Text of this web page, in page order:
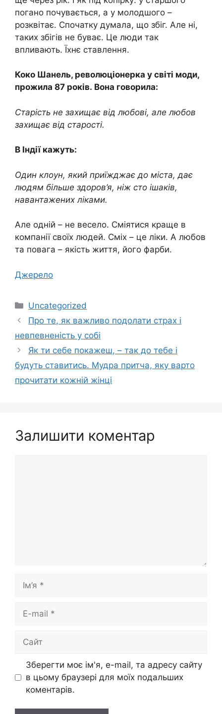
погано почувається, а у молодшого –
розквітає. Спочатку думала, що збіг. Але ні,
таких збігів не буває. Це люди так
впливають. Їхнє ставлення.
Коко Шанель, революціонерка у світі моди,
прожила 87 років. Вона говорила:
Старість не захищає від любові, але любов
захищає від старості.
В Індії кажуть:
Один клоун, який приїжджає до міста, дає
людям більше здоров’я, ніж сто ішаків,
навантажених ліками.
Але одній – не весело. Сміятися краще в
компанії своїх людей. Сміх – це ліки. А любов
та повага – якість життя, його фарби.
Джерело
Категорії
Uncategorized
Про те, як важливо подолати страх і
невпевненість у собі
Як ти себе покажеш, – так до тебе і
будуть ставитись. Мудра притча, яку варто
прочитати кожній жінці
Залишити коментар
mail
Зберегти моє ім'я, e-mail, та адресу сайту
в цьому браузері для моїх подальших
коментарів.